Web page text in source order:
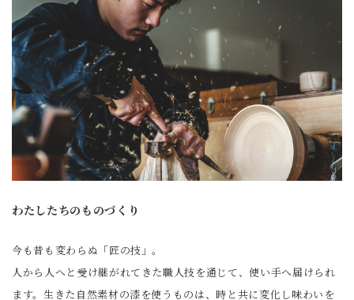
わたしたちのものづくり
今も昔も変わらぬ「匠の技」。
人から人へと受け継がれてきた職人技を通じて、使い手へ届けられ
ます。生きた自然素材の漆を使うものは、時と共に変化し味わいを